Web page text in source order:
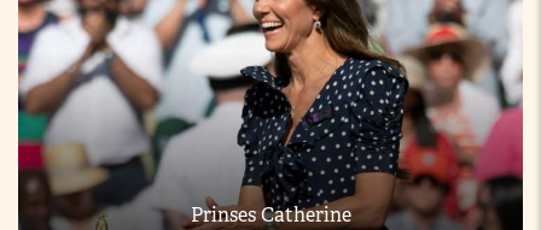
Prinses Catherine